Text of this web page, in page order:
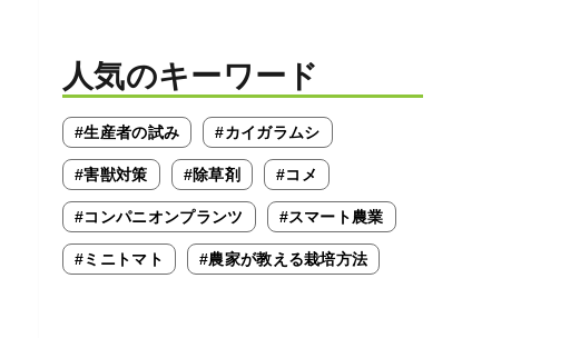
人気のキーワード
#生産者の試み #カイガラムシ
#害獣対策 #除草剤 #コメ
#コンパニオンプランツ #スマート農業
#ミニトマト #農家が教える栽培方法